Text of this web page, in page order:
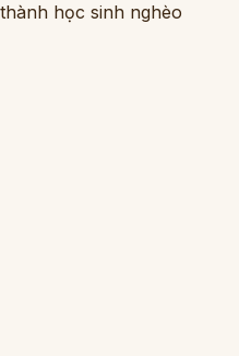
học sinh nghèo